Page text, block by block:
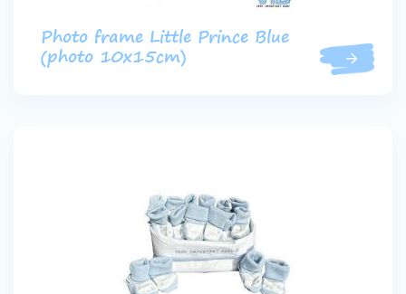
Photo frame Little Prince Blue
(photo 10x15cm)